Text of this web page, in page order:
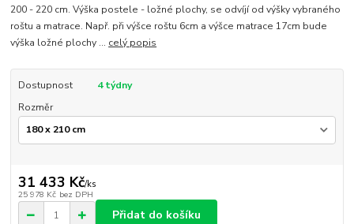
200 - 220 cm. Výška postele - ložné plochy, se odvíjí od výšky vybraného
roštu a matrace. Např. při výšce roštu 6cm a výšce matrace 17cm bude
výška ložné plochy ... celý popis
Dostupnost
4 týdny
Rozměr
31 433 Kč/ks
25 978 Kč bez DPH
Přidat do košíku